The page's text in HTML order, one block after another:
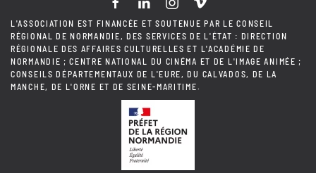
L'ASSOCIATION EST FINANCÉE ET SOUTENUE PAR LE CONSEIL
RÉGIONAL DE NORMANDIE, DES SERVICES DE L'ÉTAT : DIRECTION
RÉGIONALE DES AFFAIRES CULTURELLES ET L'ACADÉMIE DE
NORMANDIE ; CENTRE NATIONAL DU CINÉMA ET DE L'IMAGE ANIMÉE ;
CONSEILS DÉPARTEMENTAUX DE L'EURE, DU CALVADOS, DE LA
MANCHE, DE L'ORNE ET DE SEINE-MARITIME.